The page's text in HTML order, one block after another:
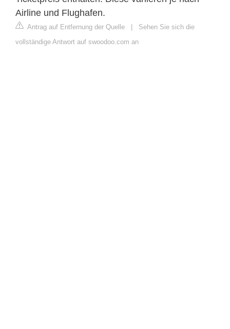
Airline und Flughafen.
Antrag auf Entfernung der Quelle | Sehen Sie sich die
vollständige Antwort auf swoodoo.com an